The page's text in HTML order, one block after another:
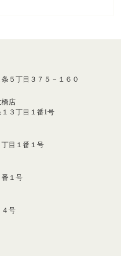
５丁目３７５－１６０
橋店
３丁目１番1号
目１番１号
１号
４号